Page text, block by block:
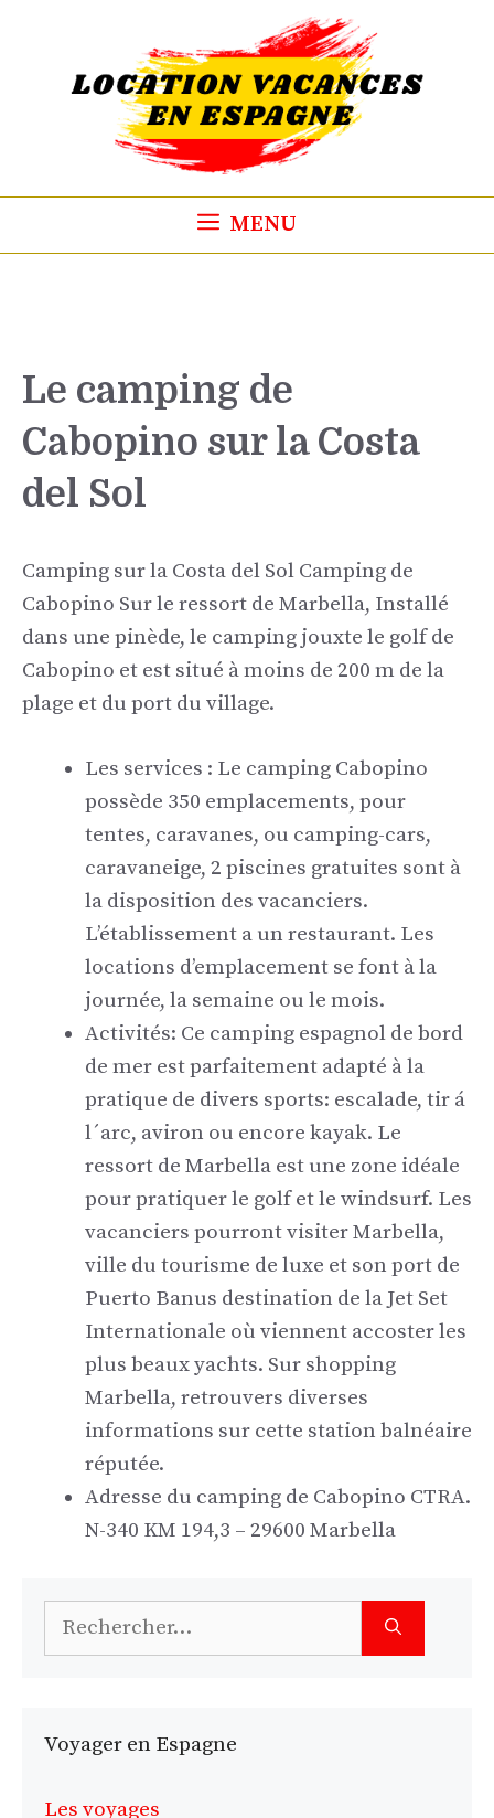
contenu
MENU
Le camping de
Cabopino sur la Costa
del Sol
Camping sur la Costa del Sol Camping de
Cabopino Sur le ressort de Marbella, Installé
dans une pinède, le camping jouxte le golf de
Cabopino et est situé à moins de 200 m de la
plage et du port du village.
Les services : Le camping Cabopino
possède 350 emplacements, pour
tentes, caravanes, ou camping-cars,
caravaneige, 2 piscines gratuites sont à
la disposition des vacanciers.
L’établissement a un restaurant. Les
locations d’emplacement se font à la
journée, la semaine ou le mois.
Activités: Ce camping espagnol de bord
de mer est parfaitement adapté à la
pratique de divers sports: escalade, tir á
l´arc, aviron ou encore kayak. Le
ressort de Marbella est une zone idéale
pour pratiquer le golf et le windsurf. Les
vacanciers pourront visiter Marbella,
ville du tourisme de luxe et son port de
Puerto Banus destination de la Jet Set
Internationale où viennent accoster les
plus beaux yachts. Sur shopping
Marbella, retrouvers diverses
informations sur cette station balnéaire
réputée.
Adresse du camping de Cabopino CTRA.
N-340 KM 194,3 – 29600 Marbella
Rechercher :
Voyager en Espagne
Les voyages